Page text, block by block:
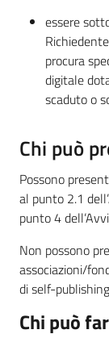
essere
procura
digitale
scaduto o
Chi può
Possono
al punto 2.1
punto 4
Non possono
associazioni/
di self-
Chi può